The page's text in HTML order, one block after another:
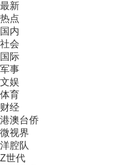
最新
热点
国内
社会
国际
军事
文娱
体育
财经
港澳台侨
微视界
洋腔队
Z世代